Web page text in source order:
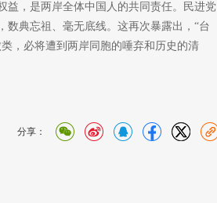
益，是两岸全体中国人的共同责任。民进党
数典忘祖、毫无底线。这再次暴露出，“台
，必将遭到两岸同胞的唾弃和历史的清
分享：